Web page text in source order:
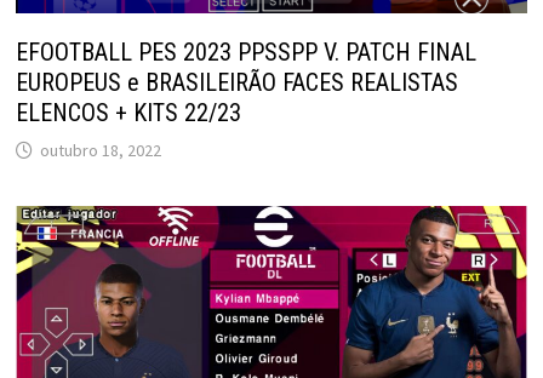
EFOOTBALL PES 2023 PPSSPP V. PATCH FINAL
EUROPEUS e BRASILEIRÃO FACES REALISTAS
ELENCOS + KITS 22/23
outubro 18, 2022